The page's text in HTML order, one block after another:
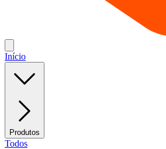
Início
Produtos
Todos